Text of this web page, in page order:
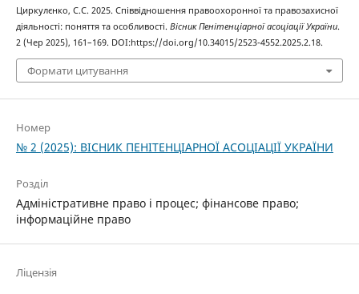
Циркулєнко, С.С. 2025. Співвідношення правоохоронної та правозахисної
діяльності: поняття та особливості. Вісник Пенітенціарної асоціації України.
2 (Чер 2025), 161–169. DOI:https://doi.org/10.34015/2523-4552.2025.2.18.
Формати цитування
Номер
№ 2 (2025): ВІСНИК ПЕНІТЕНЦІАРНОЇ АСОЦІАЦІЇ УКРАЇНИ
Розділ
Адміністративне право і процес; фінансове право;
інформаційне право
Ліцензія